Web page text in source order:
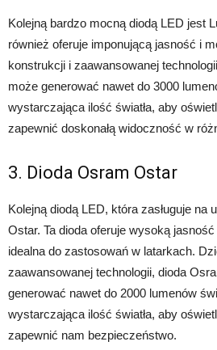
Kolejną bardzo mocną diodą LED jest
również oferuje imponującą jasność i
konstrukcji i zaawansowanej
może generować nawet do 3000
wystarczająca ilość światła, aby
zapewnić doskonałą widoczność w
3. Dioda Osram Ostar
Kolejną diodą LED, która zasługuje na
Ostar. Ta dioda oferuje wysoką
idealna do zastosowań w latarkach.
zaawansowanej technologii, dioda
generować nawet do 2000 lumenów
wystarczająca ilość światła, aby
zapewnić nam bezpieczeństwo.